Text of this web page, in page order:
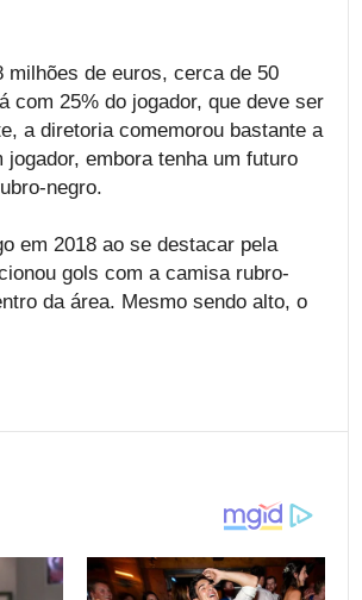
milhões de euros, cerca de 50
com 25% do jogador, que deve ser
a diretoria comemorou bastante a
embora tenha um futuro
negro.
em 2018 ao se destacar pela
gols com a camisa rubro-
da área. Mesmo sendo alto, o